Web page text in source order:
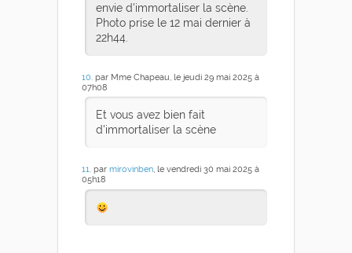
envie d'immortaliser la scène.
Photo prise le 12 mai dernier à
22h44.
10. par Mme Chapeau, le jeudi 29 mai 2025 à
07h08
Et vous avez bien fait
d'immortaliser la scène
11. par mirovinben, le vendredi 30 mai 2025 à
05h18